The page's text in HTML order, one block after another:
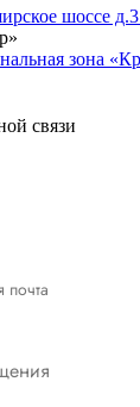
шоссе
зона
связи